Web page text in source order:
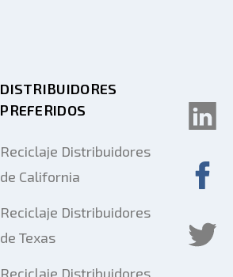
DISTRIBUIDORES
PREFERIDOS
Reciclaje Distribuidores
de California
Reciclaje Distribuidores
de Texas
Reciclaje Distribuidores